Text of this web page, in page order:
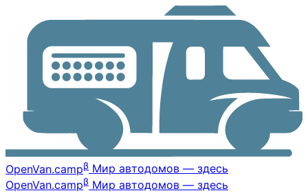
OpenVan.campβ Мир автодомов — здесь
OpenVan.campβ Мир автодомов — здесь